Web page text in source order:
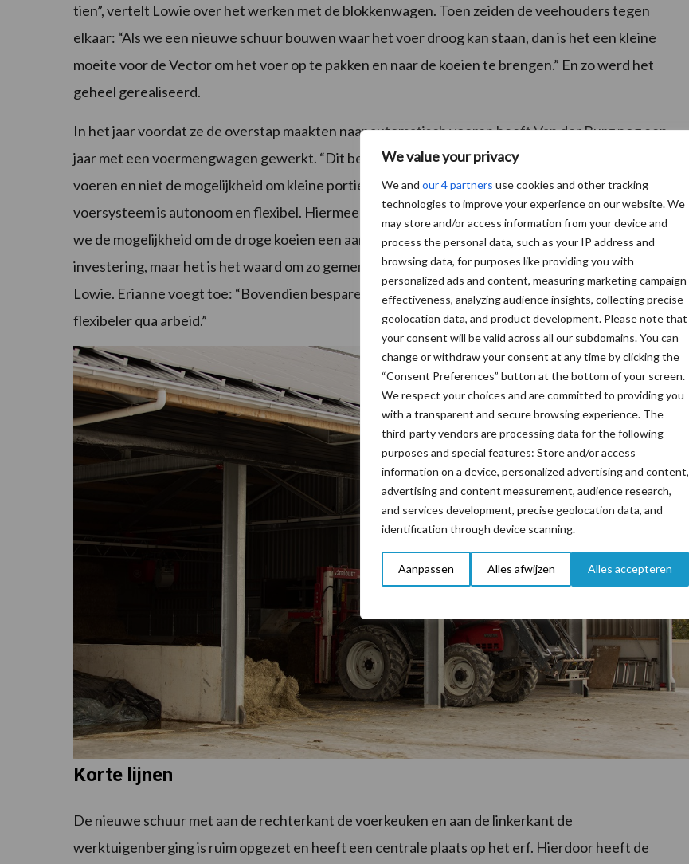
We value your privacy
We and our 4 partners use cookies and other tracking
technologies to improve your experience on our website. We
may store and/or access information from your device and
process the personal data, such as your IP address and
browsing data, for purposes like providing you with
personalized ads and content, measuring marketing campaign
effectiveness, analyzing audience insights, collecting precise
geolocation data, and product development. Please note that
your consent will be valid across all our subdomains. You can
change or withdraw your consent at any time by clicking the
“Consent Preferences” button at the bottom of your screen.
We respect your choices and are committed to providing you
with a transparent and secure browsing experience. The
third-party vendors are processing data for the following
purposes and special features: Store and/or access
information on a device, personalized advertising and content,
advertising and content measurement, audience research,
and services development, precise geolocation data, and
identification through device scanning.
Aanpassen Alles afwijzen Alles accepteren
tien”, vertelt Lowie over het werken met de blokkenwagen. Toen zeiden de veehouders tegen
elkaar: “Als we een nieuwe schuur bouwen waar het voer droog kan staan, dan is het een kleine
moeite voor de Vector om het voer op te pakken en naar de koeien te brengen.” En zo werd het
geheel gerealiseerd.
In het jaar voordat ze de overstap maakten naar automatisch voeren heeft Van der Burg nog een
jaar met een voermengwagen gewerkt. “Dit beviel prima, alleen hiermee heb je wel het werk van het
voeren en niet de mogelijkheid om kleine porties voor de droge koeien te maken. Het Vector
voersysteem is autonoom en flexibel. Hiermee kunnen we zo optimaal mogelijk voeren en hebben
we de mogelijkheid om de droge koeien een aangepast rantsoen aan te bieden. Het is een
investering, maar het is het waard om zo gemengd te kunnen voeren met diverse producten”, stelt
Lowie. Erianne voegt toe: “Bovendien besparen we op de arbeidsbezetting en zijn we een stuk
flexibeler qua arbeid.”
Korte lijnen
De nieuwe schuur met aan de rechterkant de voerkeuken en aan de linkerkant de
werktuigenberging is ruim opgezet en heeft een centrale plaats op het erf. Hierdoor heeft de